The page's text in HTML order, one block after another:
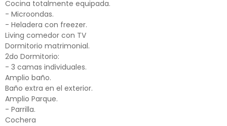
Cocina totalmente equipada.
- Microondas.
- Heladera con freezer.
Living comedor con TV
Dormitorio matrimonial.
2do Dormitorio:
- 3 camas individuales.
Amplio baño.
Baño extra en el exterior.
Amplio Parque.
- Parrilla.
Cochera